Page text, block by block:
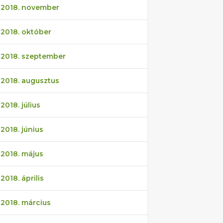
2018. november
2018. október
2018. szeptember
2018. augusztus
2018. július
2018. június
2018. május
2018. április
2018. március